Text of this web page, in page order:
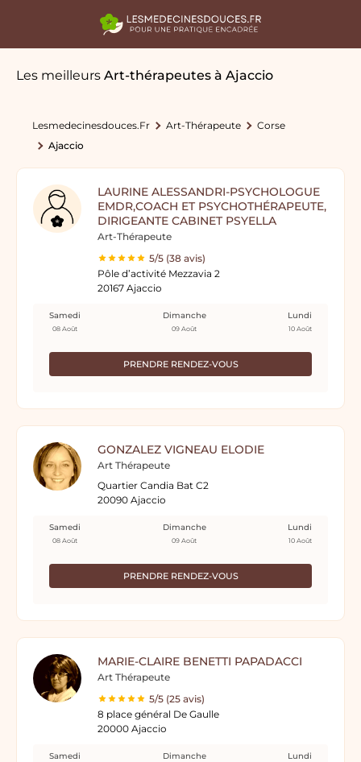
Les meilleurs Art-thérapeutes à Ajaccio
Lesmedecinesdouces.fr Art-Thérapeute
Corse
Ajaccio
LAURINE ALESSANDRI-PSYCHOLOGUE
EMDR,COACH ET PSYCHOTHÉRAPEUTE,
DIRIGEANTE CABINET PSYELLA
Art-Thérapeute
5/5 (38 avis)
Pôle d’activité Mezzavia 2
20167 Ajaccio
PRENDRE RENDEZ-VOUS
Samedi
08 Août
Dimanche
09 Août
Lundi
10 Août
GONZALEZ VIGNEAU ELODIE
Art Thérapeute
Quartier Candia Bat C2
20090 Ajaccio
PRENDRE RENDEZ-VOUS
Samedi
08 Août
Dimanche
09 Août
Lundi
10 Août
MARIE-CLAIRE BENETTI PAPADACCI
Art Thérapeute
5/5 (25 avis)
8 place général De Gaulle
20000 Ajaccio
Samedi Dimanche Lundi